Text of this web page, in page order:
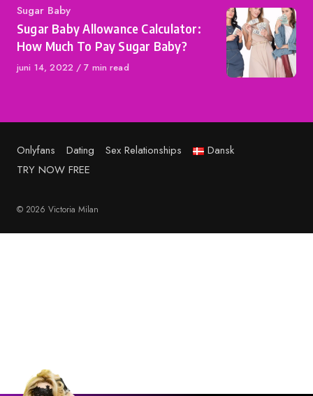
Category
Sugar Baby
Sugar Baby Allowance Calculator:
How Much To Pay Sugar Baby?
Published
juni 14, 2022 7 min read
Onlyfans Dating Sex Relationships
Dansk
TRY NOW FREE
© 2026 Victoria Milan